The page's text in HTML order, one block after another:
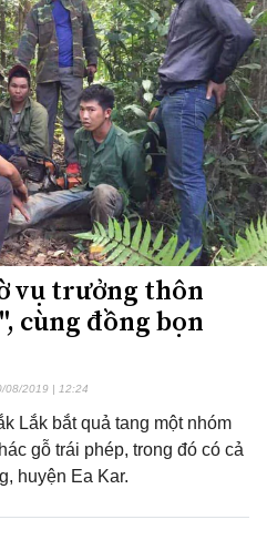
vụ trưởng thôn
cùng đồng bọn
08/2019 | 12:24
Lắk bắt quả tang một nhóm
gỗ trái phép, trong đó có cả
huyện Ea Kar.